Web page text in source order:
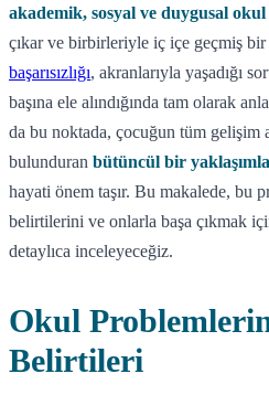
akademik, sosyal ve duygusal
çıkar ve birbirleriyle iç içe geçmiş
başarısızlığı, akranlarıyla yaşadığı
başına ele alındığında tam olarak
da bu noktada, çocuğun tüm gelişim
bulunduran bütüncül bir
hayati önem taşır. Bu makalede, bu
belirtilerini ve onlarla başa çıkmak
detaylıca inceleyeceğiz.
Okul
Belirtileri